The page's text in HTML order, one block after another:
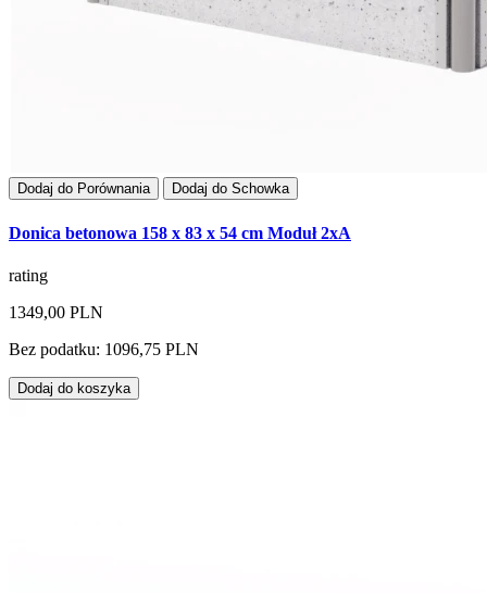
Dodaj do Porównania Dodaj do Schowka
Donica betonowa 158 x 83 x 54 cm Moduł 2xA
rating
1349,00 PLN
Bez podatku: 1096,75 PLN
Dodaj do koszyka